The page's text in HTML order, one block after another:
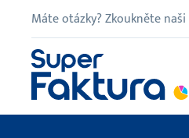
Máte otázky? Zkoukněte naši